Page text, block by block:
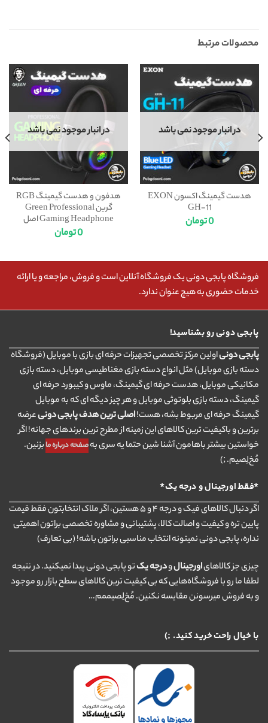
محصولات مرتبط
در انبار موجود نمی باشد
هدست گیمینگ اکسون EXON
GH-11
0تومان
در انبار موجود نمی باشد
هدفون و هدست گیمینگ RGB
گرین Green Professional
Gaming Headphone اصل
0تومان
فروشگاه پابجی دونی یک فروشگاه آنلاین است و فروش، مراجعه و یا ارائه
خدمات حضوری به هیچ عنوان ندارد.
پابجی دونی رو بشناسید!
پابجی دونیاولین مرکز تخصصی تجهیزات حرفه ای بازی با موبایل (فروشگاه
دسته بازی موبایل) مثل انواع دسته بازی مغناطیسی موبایل، دسته بازی
مکانیکی موبایل، هدست حرفه ای گیمینگ، ماوس و کیبورد حرفه ای
گیمینگ، دسته بازی بلوتوثی موبایل و هر چیز دیگه ای که به موبایل
گیمینگ حرفه ای مربوط بشه، هست!اصلی ترین هدف پابجی دونیعرضه
برترین و باکیفیت ترین کالاهای این زمینه از مطرح ترین برندهای جهانه! اگر
خواستین بیشتر باهامون آشنا شین حتما یه سری بهصفحه درباره ما بزنین.
مُخ‌لِصیم. ;)
*فقط اورجینال و درجه یک*
اگر دنبال کالاهای فیک و درجه ۴ و ۵ هستین، اگر ملاک انتخابتون فقط قیمت
پایین تره و کیفیت و اصالت کالا، پشتیبانی و مشاوره تخصصی براتون اهمیتی
نداره، پابجی دونی نمیتونه انتخاب مناسبی براتون باشه! (بی تعارف)
چیزی جز کالاهایاورجینالودرجه یکتو پابجی دونی پیدا نمیکنید. در نتیجه
لطفا ما رو با فروشگاه‌هایی که بی کیفیت ترین کالاهای سطح بازار رو موجود
و به فروش میرسونن مقایسه نکنین. مُخ‌لِصیممم…
با خیال راحت خرید کنید. ;)